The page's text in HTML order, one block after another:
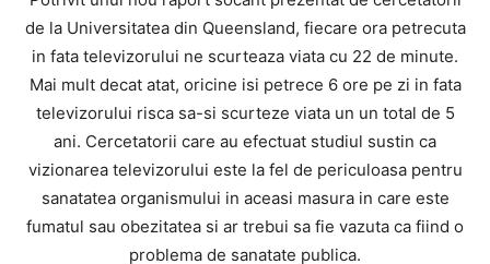
de la Universitatea din Queensland, fiecare ora petrecuta
in fata televizorului ne scurteaza viata cu 22 de minute.
Mai mult decat atat, oricine isi petrece 6 ore pe zi in fata
televizorului risca sa-si scurteze viata un un total de 5
ani. Cercetatorii care au efectuat studiul sustin ca
vizionarea televizorului este la fel de periculoasa pentru
sanatatea organismului in aceasi masura in care este
fumatul sau obezitatea si ar trebui sa fie vazuta ca fiind o
problema de sanatate publica.